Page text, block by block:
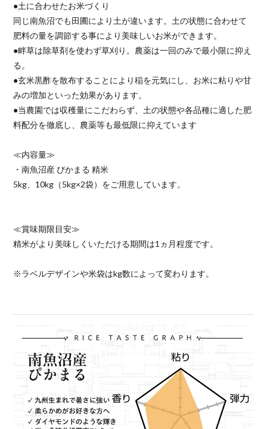
●土に合わせたお米づくり
同じ南魚沼でも田圃により土が違います。土の状態に合わせて
肥料の量を調節する事により美味しいお米ができます。
●畔草は除草剤を使わず草刈り。農薬は一回のみで最小限に抑え
る。
●玄米黒酢を散布することにより稲を元気にし、お米に粘りや甘
みの増加といった効果があります。
●当農園では収穫量にこだわらず、土の状態や各品種に適した肥
料配分を徹底し、農薬等も最低限に抑えています
≪内容量≫
・南魚沼産 ぴかまる 精米
5kg、10kg（5kg×2袋）をご用意しています。
≪賞味期限目安≫
精米がより美味しくいただける期間は1ヵ月程度です。
※ラベルデザインや米袋はkg数によって変わります。